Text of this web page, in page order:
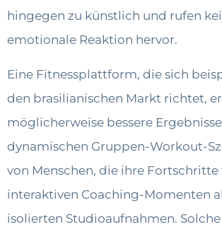
hingegen zu künstlich und rufen
emotionale Reaktion hervor.
Eine Fitnessplattform, die sich
den brasilianischen Markt richtet,
möglicherweise bessere
dynamischen Gruppen-Workout-
von Menschen, die ihre Fortschritte
interaktiven Coaching-Momenten
isolierten Studioaufnahmen.